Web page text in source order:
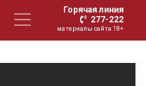
Горячая линия
277-222
материалы сайта 18+